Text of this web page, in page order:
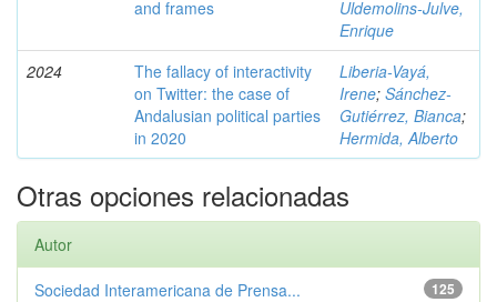
and frames
Uldemolins-Julve,
Enrique
2024
The fallacy of interactivity
on Twitter: the case of
Andalusian political parties
in 2020
Liberia-Vayá,
Irene; Sánchez-
Gutiérrez, Bianca;
Hermida, Alberto
Otras opciones relacionadas
Autor
125
Sociedad Interamericana de Prensa...